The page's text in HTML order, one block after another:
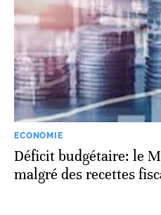
ECONOMIE
Déficit budgétaire: le
malgré des recettes